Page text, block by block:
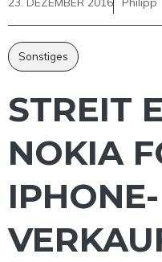
Sonstiges
STREIT
NOKIA
IPHONE-